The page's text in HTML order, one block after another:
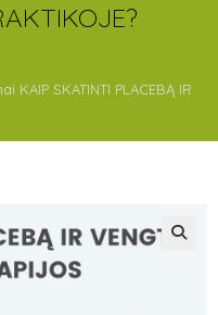
SKATINTI PLACEBĄ IR